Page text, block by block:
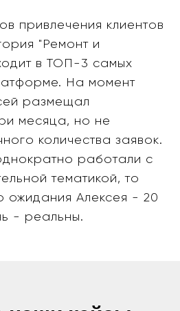
привлечения клиентов
"Ремонт и
в ТОП-3 самых
На момент
размещал
месяца, но не
количества заявок.
работали с
тематикой, то
ожидания Алексея - 20
- реальны.